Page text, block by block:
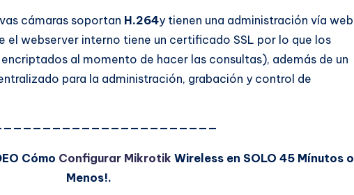
cámaras soportan H.264y tienen una administración vía web
el webserver interno tiene un certificado SSL por lo que los
al momento de hacer las consultas), además de un
para la administración, grabación y control de
Cómo Configurar Mikrotik Wireless en SOLO 45 Mínutos o
Menos!.